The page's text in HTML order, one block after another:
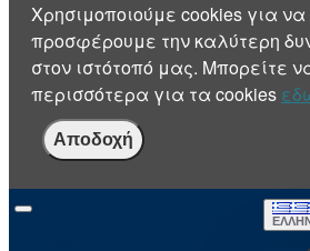
Χρησιμοποιούμε cookies για
προσφέρουμε την καλύτερη
στον ιστότοπό μας. Μπορείτε
περισσότερα για τα cookies
Αποδοχή